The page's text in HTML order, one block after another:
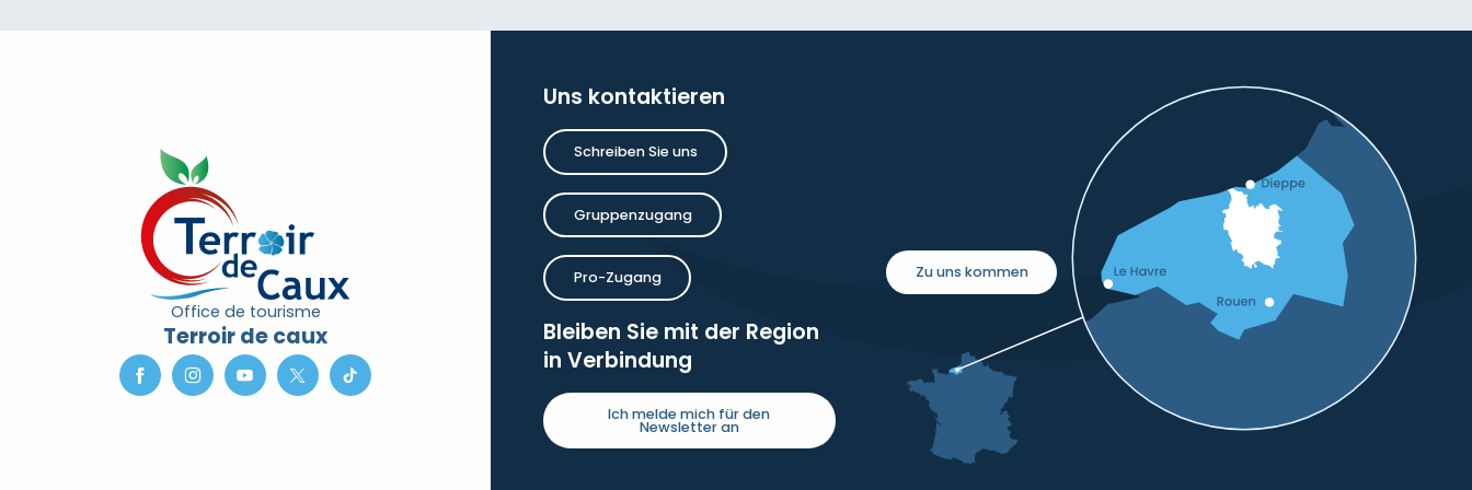
Office de tourisme
Terroir de caux
Uns kontaktieren
Schreiben Sie uns
Gruppenzugang
Pro-Zugang
Bleiben Sie mit der Region
in Verbindung
Ich melde mich für den
Newsletter an
Zu uns kommen